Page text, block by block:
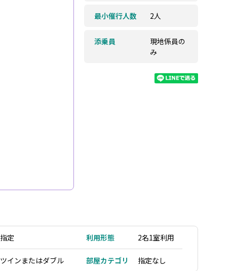
最小催行人数 2人
添乗員
現地係員の
み
指定 利用形態 2名1室利用
ツインまたはダブル 部屋カテゴリ 指定なし